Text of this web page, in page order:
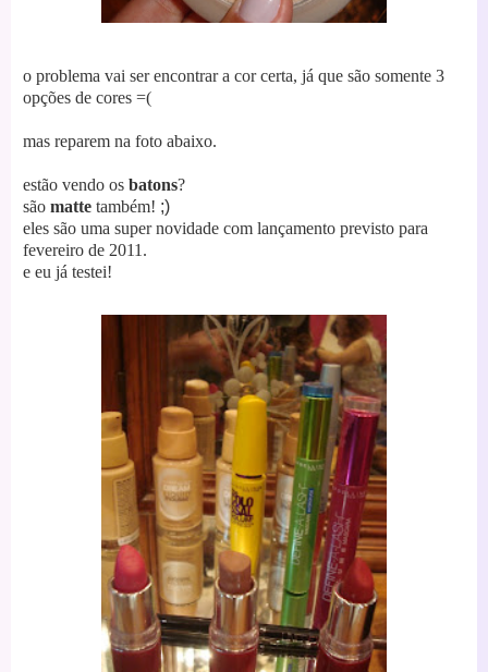
o problema vai ser encontrar a cor certa, já que são somente 3
opções de cores =(
mas reparem na foto abaixo.
estão vendo os batons?
são matte também! ;)
eles são uma super novidade com lançamento previsto para
fevereiro de 2011.
e eu já testei!